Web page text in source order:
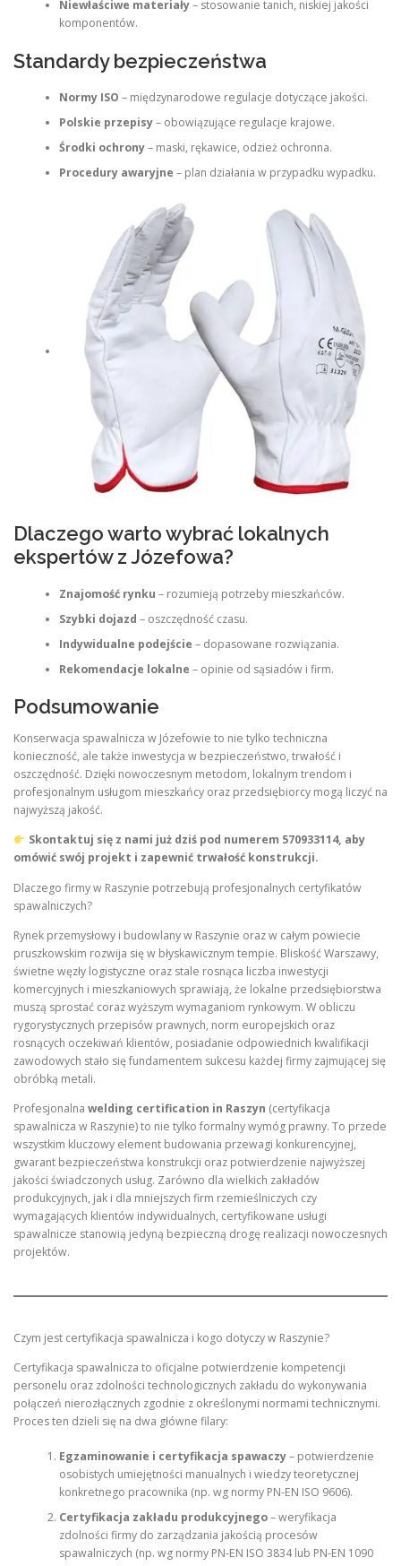
Niewłaściwe materiały– stosowanie tanich, niskiej jakości
komponentów.
Standardy bezpieczeństwa
Normy ISO – międzynarodowe regulacje dotyczące jakości.
Polskie przepisy– obowiązujące regulacje krajowe.
Środki ochrony– maski, rękawice, odzież ochronna.
Procedury awaryjne – plan działania w przypadku wypadku.
Dlaczego warto wybrać lokalnych
ekspertów z Józefowa?
Znajomość rynku – rozumieją potrzeby mieszkańców.
Szybki dojazd – oszczędność czasu.
Indywidualne podejście – dopasowane rozwiązania.
Rekomendacje lokalne – opinie od sąsiadów i firm.
Podsumowanie
Konserwacja spawalnicza w Józefowie to nie tylko techniczna
konieczność, ale także inwestycja w bezpieczeństwo, trwałość i
oszczędność. Dzięki nowoczesnym metodom, lokalnym trendom i
profesjonalnym usługom mieszkańcy oraz przedsiębiorcy mogą liczyć na
najwyższą jakość.
Skontaktuj się z nami już dziś pod numerem 570933114, aby
omówić swój projekt i zapewnić trwałość konstrukcji.
Dlaczego firmy w Raszynie potrzebują profesjonalnych certyfikatów
spawalniczych?
Rynek przemysłowy i budowlany w Raszynie oraz w całym powiecie
pruszkowskim rozwija się w błyskawicznym tempie. Bliskość Warszawy,
świetne węzły logistyczne oraz stale rosnąca liczba inwestycji
komercyjnych i mieszkaniowych sprawiają, że lokalne przedsiębiorstwa
muszą sprostać coraz wyższym wymaganiom rynkowym. W obliczu
rygorystycznych przepisów prawnych, norm europejskich oraz
rosnących oczekiwań klientów, posiadanie odpowiednich kwalifikacji
zawodowych stało się fundamentem sukcesu każdej firmy zajmującej się
obróbką metali.
Profesjonalna welding certification in Raszyn (certyfikacja
spawalnicza w Raszynie) to nie tylko formalny wymóg prawny. To przede
wszystkim kluczowy element budowania przewagi konkurencyjnej,
gwarant bezpieczeństwa konstrukcji oraz potwierdzenie najwyższej
jakości świadczonych usług. Zarówno dla wielkich zakładów
produkcyjnych, jak i dla mniejszych firm rzemieślniczych czy
wymagających klientów indywidualnych, certyfikowane usługi
spawalnicze stanowią jedyną bezpieczną drogę realizacji nowoczesnych
projektów.
Czym jest certyfikacja spawalnicza i kogo dotyczy w Raszynie?
Certyfikacja spawalnicza to oficjalne potwierdzenie kompetencji
personelu oraz zdolności technologicznych zakładu do wykonywania
połączeń nierozłącznych zgodnie z określonymi normami technicznymi.
Proces ten dzieli się na dwa główne filary:
Egzaminowanie i certyfikacja spawaczy– potwierdzenie
osobistych umiejętności manualnych i wiedzy teoretycznej
konkretnego pracownika (np. wg normy PN-EN ISO 9606).
Certyfikacja zakładu produkcyjnego– weryfikacja
zdolności firmy do zarządzania jakością procesów
spawalniczych (np. wg normy PN-EN ISO 3834 lub PN-EN 1090